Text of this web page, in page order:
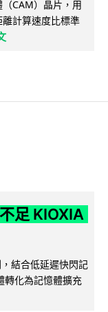
CAM）晶片，用
計算速度比標準
足 KIOXIA
結合低延遲快閃記
轉化為記憶體擴充